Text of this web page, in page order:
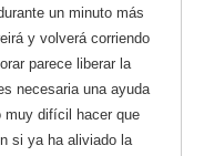
un minuto más
y volverá corriendo
parece liberar la
necesaria una ayuda
muy difícil hacer que
si ya ha aliviado la